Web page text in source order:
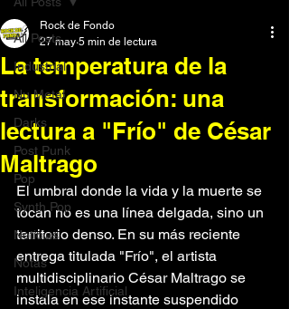
All Posts
Industrial
Nu Metal
Darks
Post Punk
Pop
Synth Pop
Noticias
Notas
Inteligencia Artificial
La temperatura de la
transformación: una
lectura a "Frío" de César
Maltrago
Rock de Fondo
27 may 5 min de lectura
El umbral donde la vida y la muerte se
tocan no es una línea delgada, sino un
territorio denso. En su más reciente
entrega titulada "Frío", el artista
multidisciplinario César Maltrago se
instala en ese instante suspendido